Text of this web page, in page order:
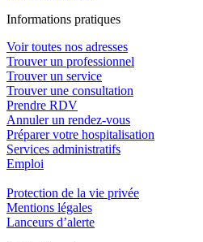
Informations pratiques
Voir toutes nos adresses
Trouver un professionnel
Trouver un service
Trouver une consultation
Prendre RDV
Annuler un rendez-vous
Préparer votre hospitalisation
Services administratifs
Emploi​
Protection de la vie privée
Mentions légales
Lanceurs d’alerte